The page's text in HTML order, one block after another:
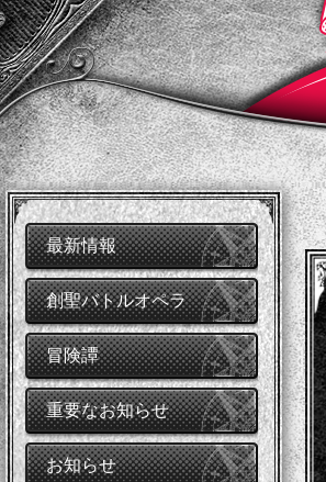
最新情報
創聖バトルオペラ
冒険譚
重要なお知らせ
お知らせ